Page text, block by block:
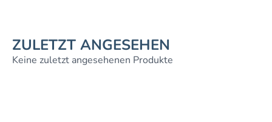
ZULETZT ANGESEHEN
Keine zuletzt angesehenen Produkte